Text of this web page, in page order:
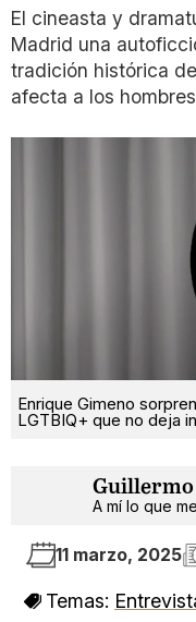
El cineasta y
Madrid una
tradición histórica
afecta a los
Enrique Gimeno
LGTBIQ+ que no deja
Guillermo
A mí lo que
11 marzo, 2025
Temas: